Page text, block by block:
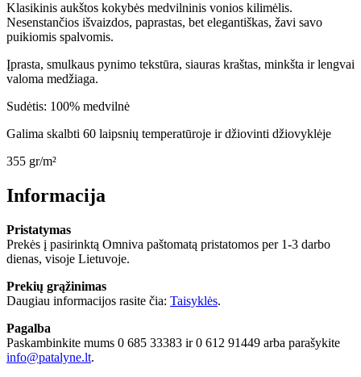
Klasikinis aukštos kokybės medvilninis vonios kilimėlis.
Nesenstančios išvaizdos, paprastas, bet elegantiškas, žavi savo
puikiomis spalvomis.
Įprasta, smulkaus pynimo tekstūra, siauras kraštas, minkšta ir lengvai
valoma medžiaga.
Sudėtis: 100% medvilnė
Galima skalbti 60 laipsnių temperatūroje ir džiovinti džiovyklėje
355 gr/m²
Informacija
Pristatymas
Prekės į pasirinktą Omniva paštomatą pristatomos per 1-3 darbo
dienas, visoje Lietuvoje.
Prekių grąžinimas
Daugiau informacijos rasite čia: Taisyklės.
Pagalba
Paskambinkite mums 0 685 33383 ir 0 612 91449 arba parašykite
info@patalyne.lt.